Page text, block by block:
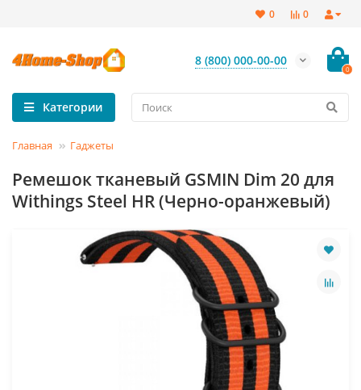
0
0
8 (800) 000-00-00
0
Категории
Главная Гаджеты
Ремешок тканевый GSMIN Dim 20 для
Withings Steel HR (Черно-оранжевый)